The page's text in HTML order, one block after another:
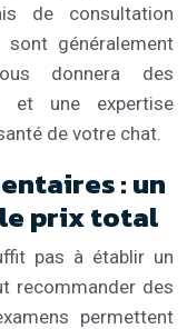
de consultation
généralement
donnera des
et une expertise
de votre chat.
: un
prix total
pas à établir un
recommander des
permettent